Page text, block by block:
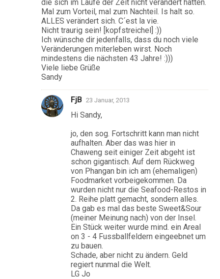
die sich im Laufe der Zeit nicht verändert hätten.
Mal zum Vorteil, mal zum Nachteil. Is halt so.
ALLES verändert sich. C´est la vie.
Nicht traurig sein! [kopfstreichel] :))
Ich wünsche dir jedenfalls, dass du noch viele
Veränderungen miterleben wirst. Noch
mindestens die nächsten 43 Jahre! :)))
Viele liebe Grüße
Sandy
FjB 23 Januar, 2013
Hi Sandy,
jo, den sog. Fortschritt kann man nicht
aufhalten. Aber das was hier in
Chaweng seit einiger Zeit abgeht ist
schon gigantisch. Auf dem Rückweg
von Phangan bin ich am (ehemaligen)
Foodmarket vorbeigekommen. Da
wurden nicht nur die Seafood-Restos in
2. Reihe platt gemacht, sondern alles.
Da gab es mal das beste Sweet&Sour
(meiner Meinung nach) von der Insel.
Ein Stück weiter wurde mind. ein Areal
on 3 - 4 Fussballfeldern eingeebnet um
zu bauen.
Schade, aber nicht zu ändern. Geld
regiert nunmal die Welt.
LG Jo